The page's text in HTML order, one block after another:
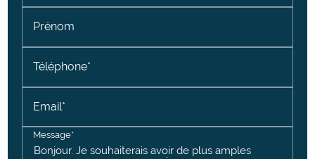
Prénom
Téléphone*
Email*
Message*